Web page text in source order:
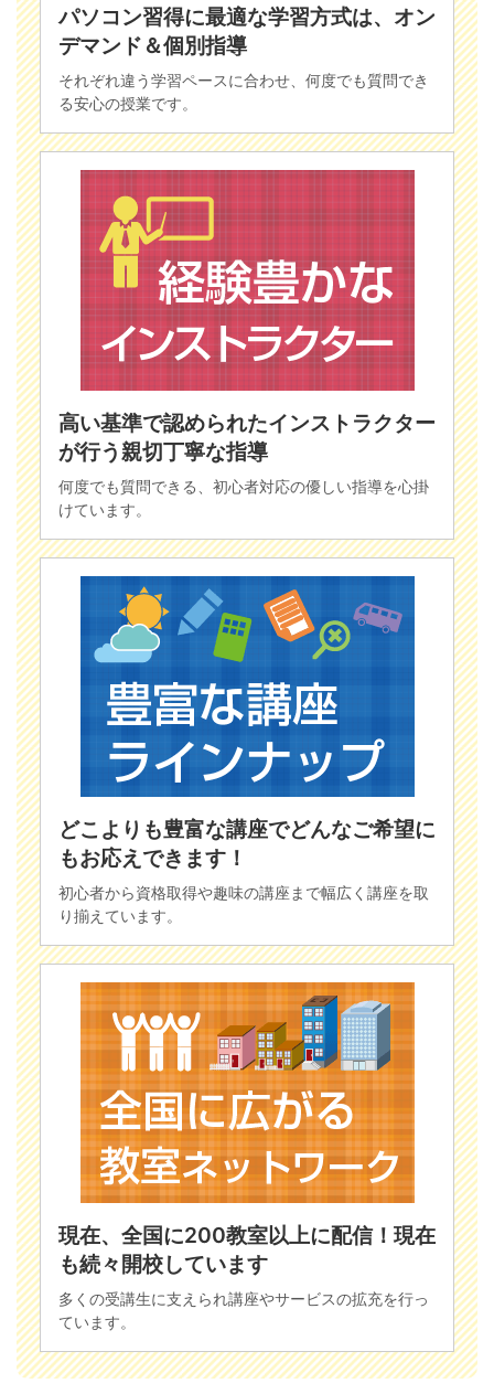
パソコン習得に最適な学習方式は、オン
デマンド＆個別指導
それぞれ違う学習ペースに合わせ、何度でも質問でき
る安心の授業です。
高い基準で認められたインストラクター
が行う親切丁寧な指導
何度でも質問できる、初心者対応の優しい指導を心掛
けています。
どこよりも豊富な講座でどんなご希望に
もお応えできます！
初心者から資格取得や趣味の講座まで幅広く講座を取
り揃えています。
現在、全国に200教室以上に配信！現在
も続々開校しています
多くの受講生に支えられ講座やサービスの拡充を行っ
ています。